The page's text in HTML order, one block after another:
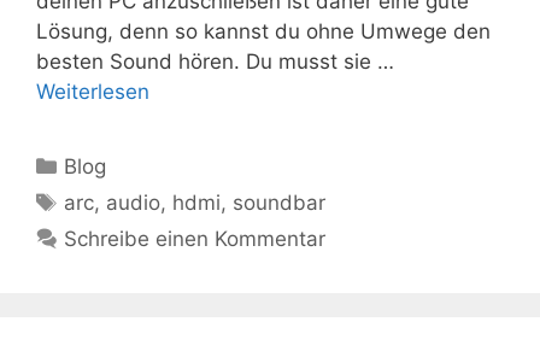
Lösung, denn so kannst du ohne Umwege den
besten Sound hören. Du musst sie …
Weiterlesen
Kategorien
Blog
Schlagwörter
arc, audio, hdmi, soundbar
Schreibe einen Kommentar